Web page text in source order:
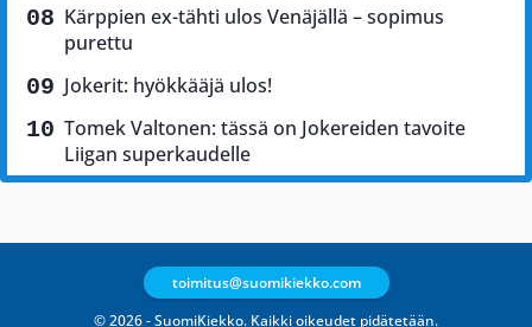
Kärppien ex-tähti ulos Venäjällä – sopimus
purettu
Jokerit: hyökkääjä ulos!
Tomek Valtonen: tässä on Jokereiden tavoite
Liigan superkaudelle
© 2026 - SuomiKiekko. Kaikki oikeudet pidätetään.
toimitus@suomikiekko.com